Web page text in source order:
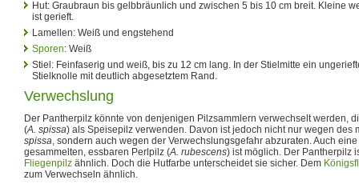
Hut: Graubraun bis gelbbräunlich und zwischen 5 bis 10 cm breit. Kleine
ist gerieft.
Lamellen: Weiß und engstehend
Sporen: Weiß
Stiel: Feinfaserig und weiß, bis zu 12 cm lang. In der Stielmitte ein
Stielknolle mit deutlich abgesetztem Rand.
Verwechslung
Der Pantherpilz könnte von denjenigen Pilzsammlern verwechselt werden,
(A. spissa) als Speisepilz verwenden. Davon ist jedoch nicht nur wegen des
spissa, sondern auch wegen der Verwechslungsgefahr abzuraten. Auch
gesammelten, essbaren Perlpilz (A. rubescens) ist möglich. Der Pantherpilz
Fliegenpilz ähnlich. Doch die Hutfarbe unterscheidet sie sicher. Dem
zum Verwechseln ähnlich.